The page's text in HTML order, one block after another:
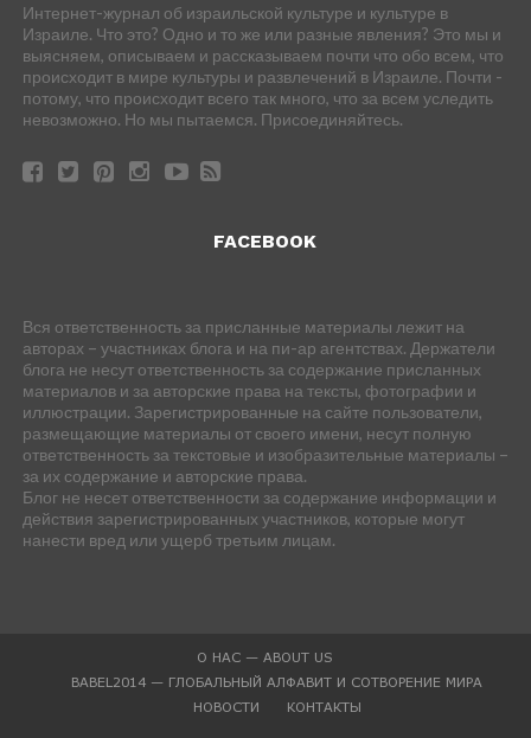
Интернет-журнал об израильской культуре и культуре в
Израиле. Что это? Одно и то же или разные явления? Это мы и
выясняем, описываем и рассказываем почти что обо всем, что
происходит в мире культуры и развлечений в Израиле. Почти -
потому, что происходит всего так много, что за всем уследить
невозможно. Но мы пытаемся. Присоединяйтесь.
FACEBOOK
Вся ответственность за присланные материалы лежит на
авторах – участниках блога и на пи-ар агентствах. Держатели
блога не несут ответственность за содержание присланных
материалов и за авторские права на тексты, фотографии и
иллюстрации. Зарегистрированные на сайте пользователи,
размещающие материалы от своего имени, несут полную
ответственность за текстовые и изобразительные материалы –
за их содержание и авторские права.
Блог не несет ответственности за содержание информации и
действия зарегистрированных участников, которые могут
нанести вред или ущерб третьим лицам.
О НАС — ABOUT US
BABEL2014 — ГЛОБАЛЬНЫЙ АЛФАВИТ И СОТВОРЕНИЕ МИРА
НОВОСТИ
КОНТАКТЫ